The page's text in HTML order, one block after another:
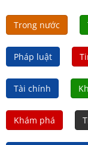
Trong nước
Pháp luật
Tài chính
Khám phá